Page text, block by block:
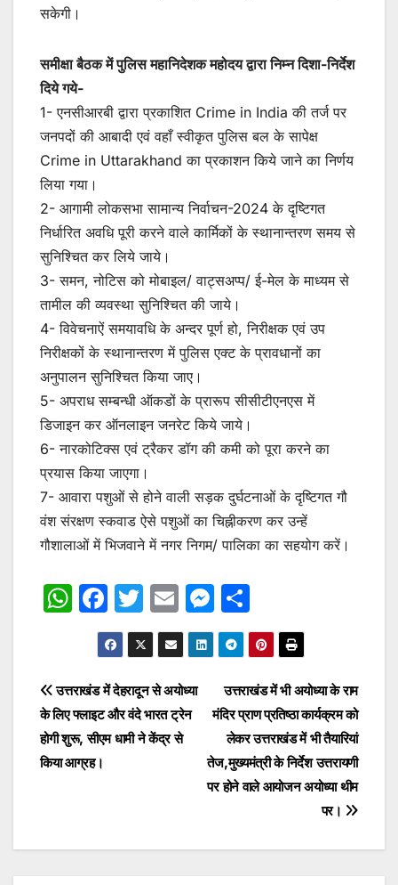
सकेगी।
समीक्षा बैठक में पुलिस महानिदेशक महोदय द्वारा निम्न दिशा-निर्देश
दिये गये-
1- एनसीआरबी द्वारा प्रकाशित Crime in India की तर्ज पर
जनपदों की आबादी एवं वहाँ स्वीकृत पुलिस बल के सापेक्ष
Crime in Uttarakhand का प्रकाशन किये जाने का निर्णय
लिया गया।
2- आगामी लोकसभा सामान्य निर्वाचन-2024 के दृष्टिगत
निर्धारित अवधि पूरी करने वाले कार्मिकों के स्थानान्तरण समय से
सुनिश्चित कर लिये जाये।
3- समन, नोटिस को मोबाइल/ वाट्सअप्प/ ई-मेल के माध्यम से
तामील की व्यवस्था सुनिश्चित की जाये।
4- विवेचनाऐं समयावधि के अन्दर पूर्ण हो, निरीक्षक एवं उप
निरीक्षकों के स्थानान्तरण में पुलिस एक्ट के प्रावधानों का
अनुपालन सुनिश्चित किया जाए।
5- अपराध सम्बन्धी ऑकडों के प्रारूप सीसीटीएनएस में
डिजाइन कर ऑनलाइन जनरेट किये जाये।
6- नारकोटिक्स एवं ट्रैकर डॉग की कमी को पूरा करने का
प्रयास किया जाएगा।
7- आवारा पशुओं से होने वाली सड़क दुर्घटनाओं के दृष्टिगत गौ
वंश संरक्षण स्कवाड ऐसे पशुओं का चिह्नीकरण कर उन्हें
गौशालाओं में भिजवाने में नगर निगम/ पालिका का सहयोग करें।
W
s
A
p
p
F
a
c
e
b
o
T
w
itt
er
E
m
ai
l
M
e
s
s
e
n
g
er
h
ar
e
Post
navigation
उत्तराखंड में भी अयोध्या के राम
मंदिर प्राण प्रतिष्ठा कार्यक्रम को
लेकर उत्तराखंड में भी तैयारियां
तेज,मुख्यमंत्री के निर्देश उत्तरायणी
पर होने वाले आयोजन अयोध्या थीम
पर।
उत्तराखंड में देहरादून से अयोध्या
के लिए फ्लाइट और वंदे भारत ट्रेन
होगी शुरू, सीएम धामी ने केंद्र से
किया आग्रह।